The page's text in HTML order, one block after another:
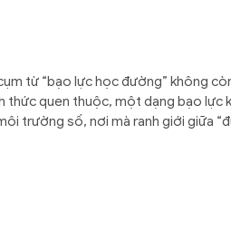
từ “bạo lực học đường” không
thức quen thuộc, một dạng bạo lực
trường số, nơi mà ranh giới giữa